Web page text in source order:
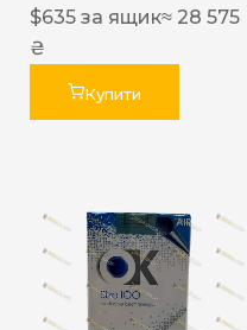
$635 за ящик≈ 28 575
₴
Купити